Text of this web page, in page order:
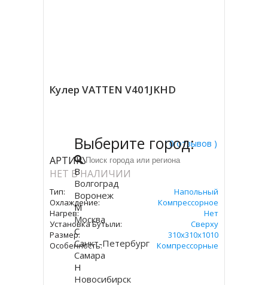
Кулер VATTEN V401JKHD
( 0 отзывов )
АРТИКУЛ:3639
НЕТ В НАЛИЧИИ
Тип:
Напольный
Охлаждение:
Компрессорное
Нагрев:
Нет
Установка Бутыли:
Сверху
Размер:
310х310х1010
Особенность:
Компрессорные
Выберите город:
В
Волгоград
Воронеж
М
Москва
С
Санкт-Петербург
Самара
Н
Новосибирск